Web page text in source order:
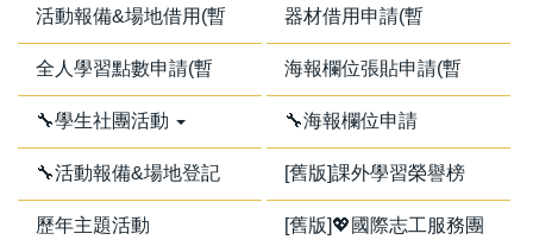
活動報備&場地借用(暫 器材借用申請(暫
全人學習點數申請(暫 海報欄位張貼申請(暫
🔧學生社團活動 🔧海報欄位申請
🔧活動報備&場地登記 [舊版]課外學習榮譽榜
歷年主題活動 [舊版]💖國際志工服務團